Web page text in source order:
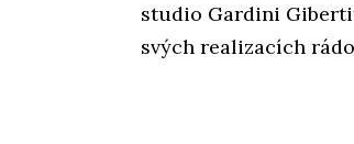
studio Gardini
svých realizacích